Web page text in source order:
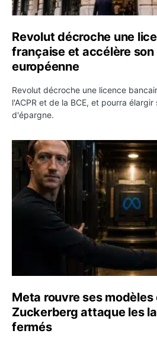
Revolut décroche une
française et accélère son
européenne
Revolut décroche une licence
l'ACPR et de la BCE, et pourra
d'épargne.
Meta rouvre ses modèles d’IA
Meta rouvre ses modèles
Zuckerberg attaque les
fermés